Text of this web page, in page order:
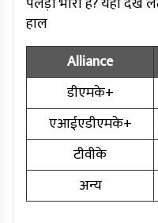
हाल
Alliance
डीएमके+
एआईएडीएमके+
टीवीके
अन्य